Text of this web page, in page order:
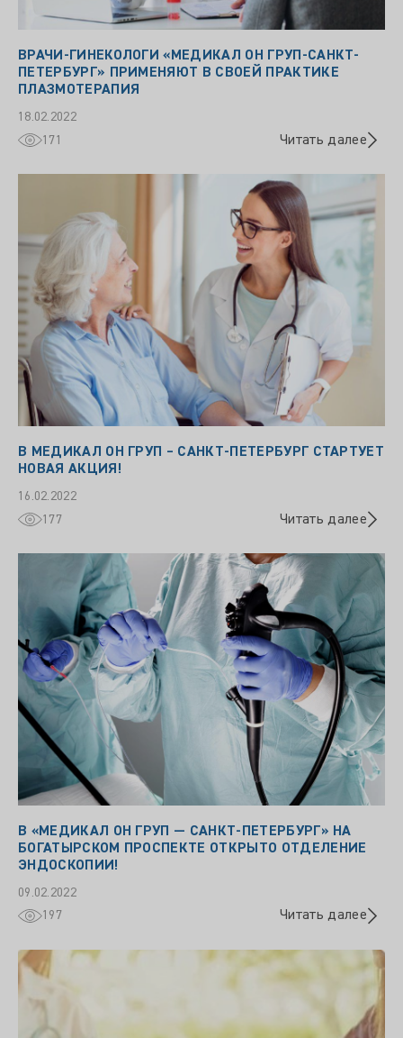
ВРАЧИ-ГИНЕКОЛОГИ «МЕДИКАЛ ОН ГРУП-САНКТ-
ПЕТЕРБУРГ» ПРИМЕНЯЮТ В СВОЕЙ ПРАКТИКЕ
ПЛАЗМОТЕРАПИЯ
18.02.2022
171
Читать далее
В МЕДИКАЛ ОН ГРУП – САНКТ-ПЕТЕРБУРГ СТАРТУЕТ
НОВАЯ АКЦИЯ!
16.02.2022
177
Читать далее
В «МЕДИКАЛ ОН ГРУП — САНКТ-ПЕТЕРБУРГ» НА
БОГАТЫРСКОМ ПРОСПЕКТЕ ОТКРЫТО ОТДЕЛЕНИЕ
ЭНДОСКОПИИ!
09.02.2022
197
Читать далее